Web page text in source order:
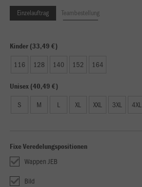
Einzelauftrag Teambestellung
Kinder (33,49 €)
116 128 140 152 164
Unisex (40,49 €)
S M L XL XXL 3XL 4XL
Fixe Veredelungspositionen
Wappen JEB
Bild